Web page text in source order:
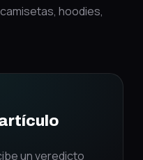
hoodies,
un veredicto